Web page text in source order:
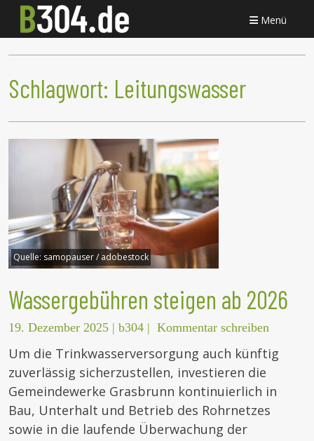
Menü
Schlagwort: Leitungswasser
Quelle: samopauser / adobestock
Wassergebühren steigen ab 2026
19. Dezember 2025 | b304 | Kommentar schreiben
Um die Trinkwasserversorgung auch künftig
zuverlässig sicherzustellen, investieren die
Gemeindewerke Grasbrunn kontinuierlich in
Bau, Unterhalt und Betrieb des Rohrnetzes
sowie in die laufende Überwachung der